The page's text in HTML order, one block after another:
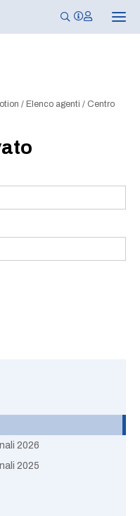
N
a
e
/ Elenco agenti / Centro
2026
2025